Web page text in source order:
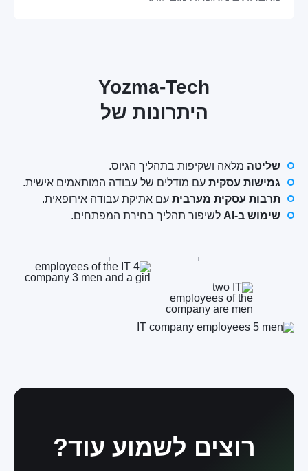
Yozma-Tech
היתרונות של
שליטה מלאה ושקיפות בתהליך הגיוס.
גמישות עסקית עם מודלים של עבודה המותאמים אישית.
תרבות עסקית מערבית עם אתיקת עבודה אירופאית.
שימוש ב-AI
לשיפור תהליך בחירת המפתחים.
רוצים לשמוע עוד?